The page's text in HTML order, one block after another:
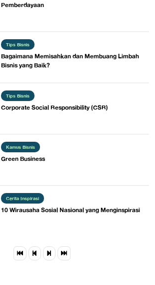
Pemberdayaan
Tips Bisnis
​Bagaimana Memisahkan dan Membuang Limbah
Bisnis yang Baik?
Tips Bisnis
Corporate Social Responsibility (CSR)
Kamus Bisnis
​Green Business
Cerita Inspirasi
​10 Wirausaha Sosial Nasional yang Menginspirasi